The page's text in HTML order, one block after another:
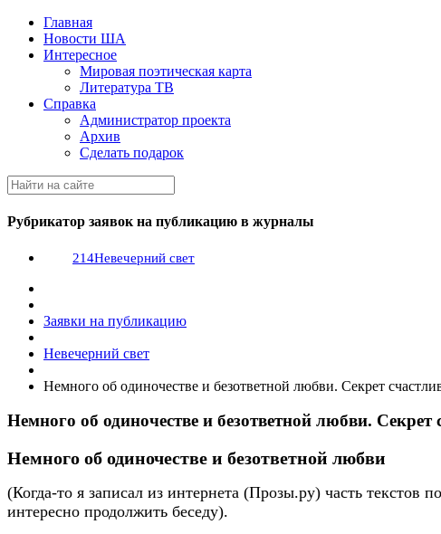
Главная
Новости ША
Интересное
Мировая поэтическая карта
Литература ТВ
Справка
Администратор проекта
Архив
Сделать подарок
Рубрикатор заявок на публикацию в журналы
214Невечерний свет
Заявки на публикацию
Невечерний свет
Немного об одиночестве и безответной любви. Секрет
Немного об одиночестве и безответной любви. Секрет
Немного об одиночестве и безответной любви
(Когда-то я записал из интернета (Прозы.ру) часть текстов
интересно продолжить беседу).